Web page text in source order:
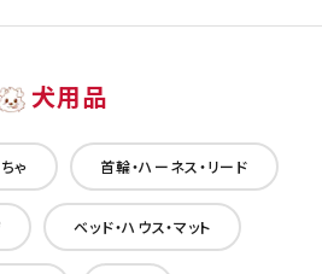
犬用品
ゃ 首輪・ハーネス・リード
ベッド・ハウス・マット